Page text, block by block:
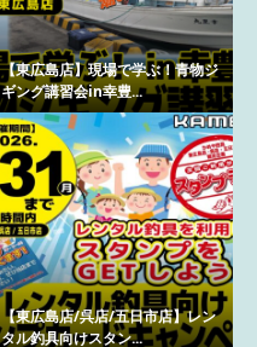
【東広島店】現場で学ぶ！青物ジ
ギング講習会in幸豊...
【東広島店/呉店/五日市店】レン
タル釣具向けスタン...